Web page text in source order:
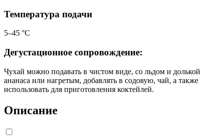
Температура подачи
5–45 °С
Дегустационное сопровождение:
Чухай можно подавать в чистом виде, со льдом и долькой
ананаса или нагретым, добавлять в содовую, чай, а также
использовать для приготовления коктейлей.
Описание